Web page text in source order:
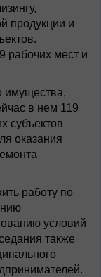
продукции и
рабочих мест и
имущества,
в нем 119
субъектов
оказания
работу по
условий
также